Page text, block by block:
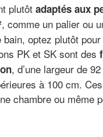
plutôt adaptés aux
, comme un palier ou
bain, optez plutôt
PK et SK sont des
, d’une largeur de
à 100 cm.
chambre ou même